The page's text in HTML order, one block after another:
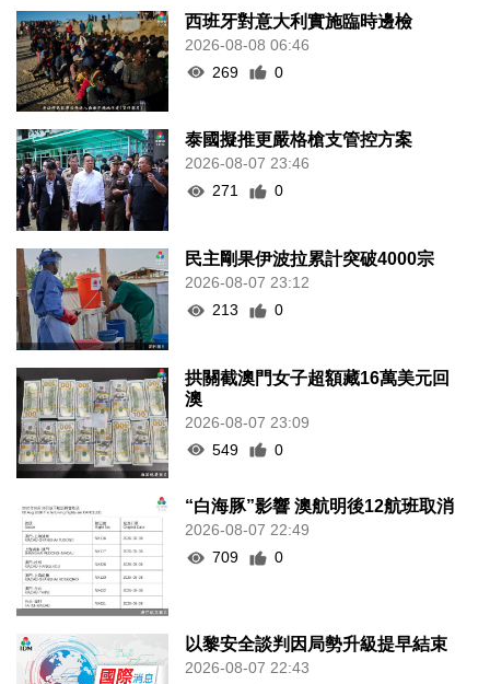
西班牙對意大利實施臨時邊檢
2026-08-08 06:46
269
0
泰國擬推更嚴格槍支管控方案
2026-08-07 23:46
271
0
民主剛果伊波拉累計突破4000宗
2026-08-07 23:12
213
0
拱關截澳門女子超額藏16萬美元回
澳
2026-08-07 23:09
549
0
“白海豚”影響 澳航明後12航班取消
2026-08-07 22:49
709
0
以黎安全談判因局勢升級提早結束
2026-08-07 22:43